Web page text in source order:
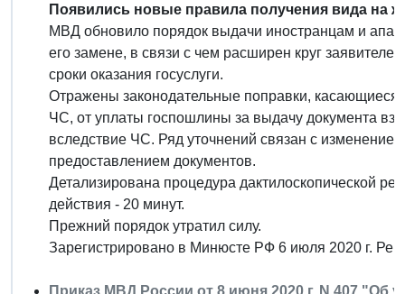
Появились новые правила получения вида на
МВД обновило порядок выдачи иностранцам и
его замене, в связи с чем расширен круг
сроки оказания госуслуги.
Отражены законодательные поправки, касающиеся
ЧС, от уплаты госпошлины за выдачу документа
вследствие ЧС. Ряд уточнений связан с
предоставлением документов.
Детализирована процедура дактилоскопической
действия - 20 минут.
Прежний порядок утратил силу.
Зарегистрировано в Минюсте РФ 6 июля 2020 г.
Приказ МВД России от 8 июня 2020 г. N 407 "Об